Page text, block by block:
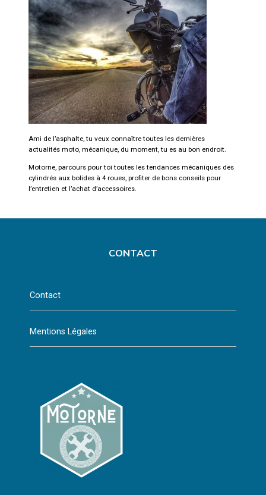
Ami de l’asphalte, tu veux connaître toutes les dernières
actualités moto, mécanique, du moment, tu es au bon endroit.
Motorne, parcours pour toi toutes les tendances mécaniques des
cylindrés aux bolides à 4 roues, profiter de bons conseils pour
l’entretien et l’achat d’accessoires.
CONTACT
Contact
Mentions Légales